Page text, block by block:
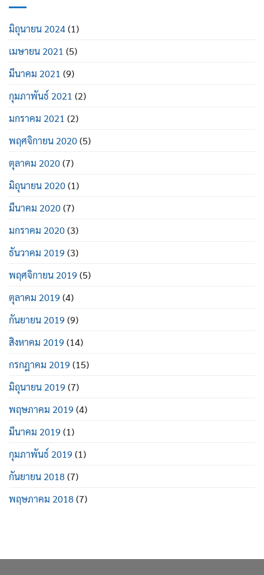
มิถุนายน 2024(1)
เมษายน 2021 (5)
มีนาคม 2021 (9)
กุมภาพันธ์ 2021 (2)
มกราคม 2021 (2)
พฤศจิกายน 2020(5)
ตุลาคม 2020(7)
มิถุนายน 2020(1)
มีนาคม 2020(7)
มกราคม 2020(3)
ธันวาคม 2019 (3)
พฤศจิกายน 2019 (5)
ตุลาคม 2019 (4)
กันยายน 2019 (9)
สิงหาคม 2019 (14)
กรกฎาคม 2019 (15)
มิถุนายน 2019 (7)
พฤษภาคม 2019 (4)
มีนาคม 2019 (1)
กุมภาพันธ์ 2019 (1)
กันยายน 2018(7)
พฤษภาคม 2018(7)